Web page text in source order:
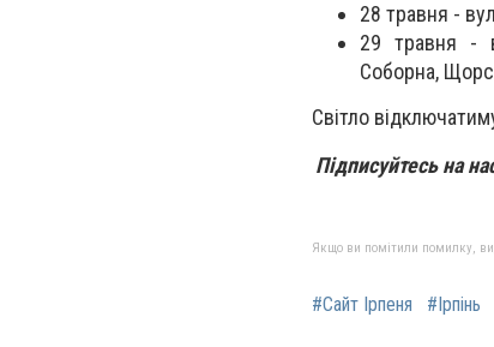
28 травня -
29 травня -
Соборна,
Світло
Підписуйтесь на
Якщо ви помітили помилку,
#Сайт Ірпеня #Ірпінь